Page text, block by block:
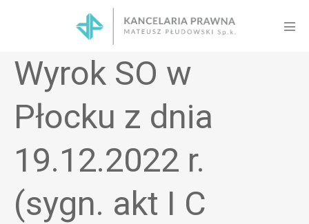
Wyrok SO w
Płocku z dnia
19.12.2022 r.
(sygn. akt I C